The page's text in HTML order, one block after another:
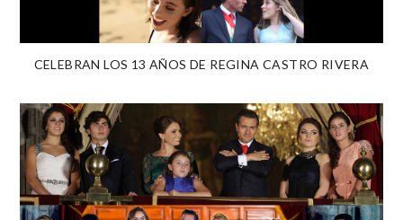
CELEBRAN LOS 13 AÑOS DE REGINA CASTRO RIVERA